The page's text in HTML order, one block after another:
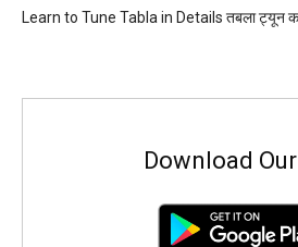
Learn to Tune Tabla in Details तबला ट्यून
Download